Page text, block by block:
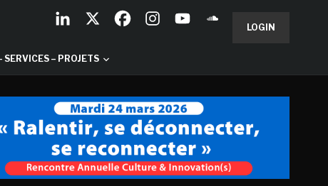
LOGIN
SERVICES – PROJETS